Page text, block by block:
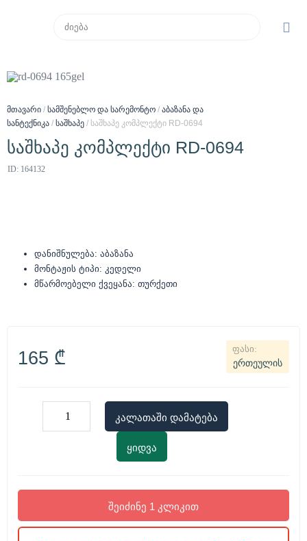
მთავარი / სამშენებლო და სარემონტო / აბაზანა და
სანტექნიკა / საშხაპე / საშხაპე კომპლექტი RD-0694
საშხაპე კომპლექტი RD-0694
ID: 164132
დანიშნულება: აბაზანა
მონტაჟის ტიპი: კედელი
მწარმოებელი ქვეყანა: თურქეთი
165 ₾ ერთეულის
კალათაში დამატება
ყიდვა
შეიძინე 1 კლიკით